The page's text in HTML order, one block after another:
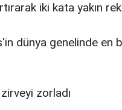
iki kata yakın
dünya genelinde en
zorladı